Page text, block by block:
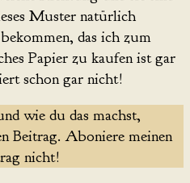
Muster natürlich
das ich zum
Papier zu kaufen ist gar
schon gar nicht!
wie du das machst,
Beitrag. Aboniere meinen
nicht!